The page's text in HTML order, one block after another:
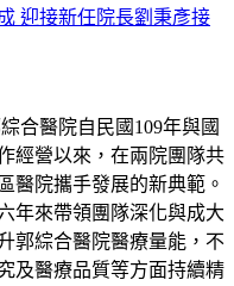
迎接新任院長劉秉彥接
合醫院自民國109年與國
經營以來，在兩院團隊共
醫院攜手發展的新典範。
年來帶領團隊深化與成大
郭綜合醫院醫療量能，不
及醫療品質等方面持續精